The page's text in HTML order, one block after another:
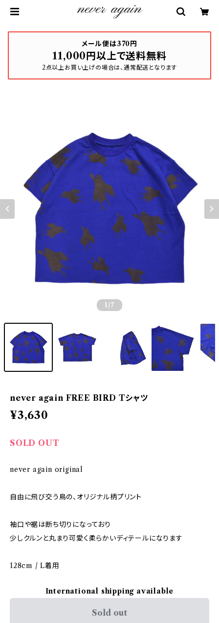
メール便は370円
11,000円以上で送料無料
2点以上お買い上げの場合は、通常配送となります
1 /7
never again FREE BIRD Tシャツ
¥3,630
SOLD OUT
never again original
自由に飛び交う鳥の、オリジナル柄プリント
袖口や裾は断ち切りになっており
少しクルンと丸まり可愛く柔らかいディテールになります
128cm / L着用
International shipping available
Sold out